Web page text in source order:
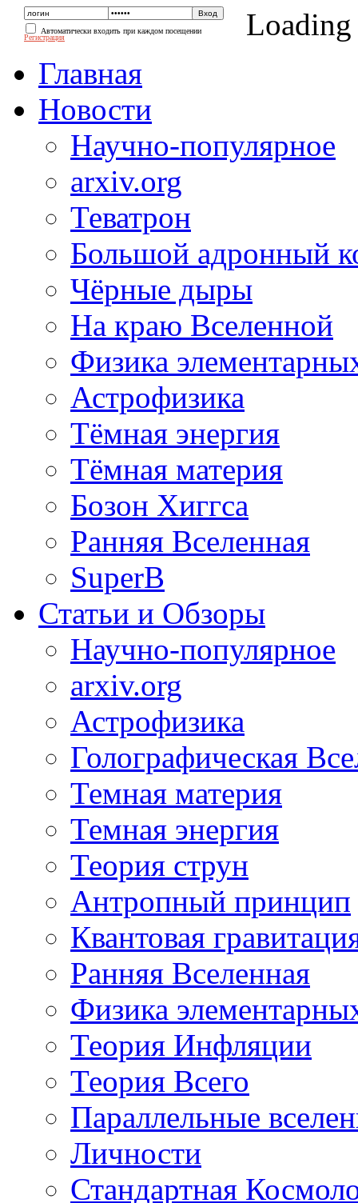
Автоматически входить при каждом посещении
Регистрация
Loading
Главная
Новости
Научно-популярное
arxiv.org
Теватрон
Большой адронный
Чёрные дыры
На краю Вселенной
Физика
Астрофизика
Тёмная энергия
Тёмная материя
Бозон Хиггса
Ранняя Вселенная
SuperB
Статьи и Обзоры
Научно-популярное
arxiv.org
Астрофизика
Голографическая
Темная материя
Темная энергия
Теория струн
Антропный принцип
Квантовая
Ранняя Вселенная
Физика
Теория Инфляции
Теория Всего
Параллельные
Личности
Стандартная